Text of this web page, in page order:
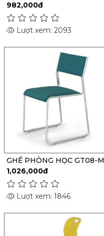
S
982,000đ
Lượt xem: 2093
GHẾ PHÒNG HỌC GT08-M
1,026,000đ
Lượt xem: 1846